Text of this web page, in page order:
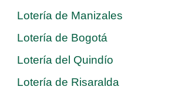
Lotería de Manizales
Lotería de Bogotá
Lotería del Quindío
Lotería de Risaralda